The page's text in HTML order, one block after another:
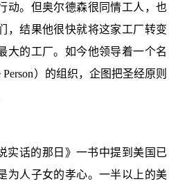
动。但奥尔德森很同情工人，也
，结果他很快就将这家工厂转变
大的工厂。如今他领导着一个名
）的组织，企图把圣经原则
实话的那日》一书中提到美国已
为人子女的孝心。一半以上的美